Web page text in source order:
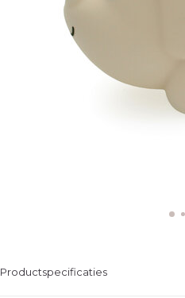
Productspecificaties